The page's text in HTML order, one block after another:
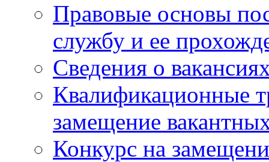
Правовые основы
службу и ее
Сведения о
Квалификационные
замещение
Конкурс на